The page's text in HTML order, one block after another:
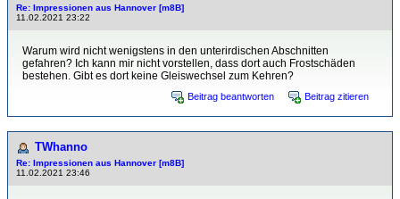
Re: Impressionen aus Hannover [m8B]
11.02.2021 23:22
Warum wird nicht wenigstens in den unterirdischen Abschnitten
gefahren? Ich kann mir nicht vorstellen, dass dort auch Frostschäden
bestehen. Gibt es dort keine Gleiswechsel zum Kehren?
Beitrag beantworten Beitrag zitieren
TWhanno
Re: Impressionen aus Hannover [m8B]
11.02.2021 23:46